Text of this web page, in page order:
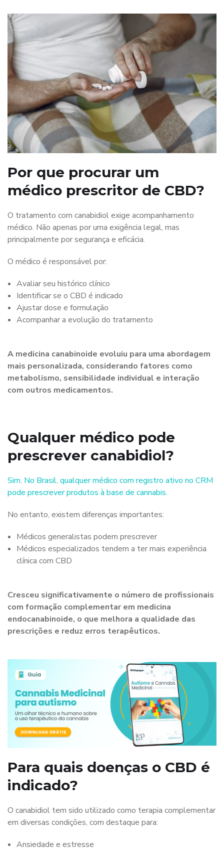
Por que procurar um
médico prescritor de CBD?
O tratamento com canabidiol exige acompanhamento
médico. Não apenas por uma exigência legal, mas
principalmente por segurança e eficácia.
O médico é responsável por:
Avaliar seu histórico clínico
Identificar se o CBD é indicado
Ajustar dose e formulação
Acompanhar a evolução do tratamento
A medicina canabinoide evoluiu para uma abordagem
mais personalizada, considerando fatores como
metabolismo, sensibilidade individual e interação
com outros medicamentos.
Qualquer médico pode
prescrever canabidiol?
Sim. No Brasil, qualquer médico com registro ativo no CRM
pode prescrever produtos à base de cannabis.
No entanto, existem diferenças importantes:
Médicos generalistas podem prescrever
Médicos especializados tendem a ter mais experiência
clínica com CBD
Cresceu significativamente o número de profissionais
com formação complementar em medicina
endocanabinoide, o que melhora a qualidade das
prescrições e reduz erros terapêuticos.
Para quais doenças o CBD é
indicado?
O canabidiol tem sido utilizado como terapia complementar
em diversas condições, com destaque para:
Ansiedade e estresse